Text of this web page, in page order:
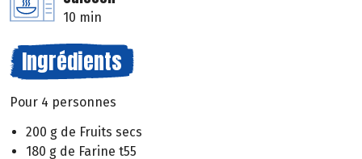
10 min
Ingrédients
Pour 4 personnes
200 g de Fruits secs
180 g de Farine t55